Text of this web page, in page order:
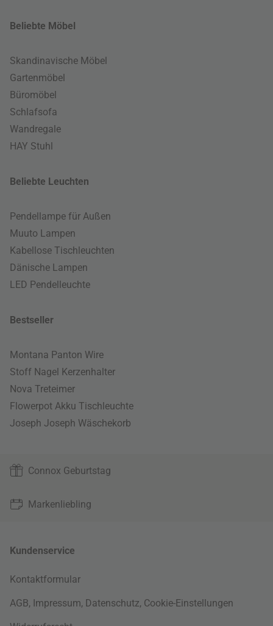
Beliebte Möbel
Skandinavische Möbel
Gartenmöbel
Büromöbel
Schlafsofa
Wandregale
HAY Stuhl
Beliebte Leuchten
Pendellampe für Außen
Muuto Lampen
Kabellose Tischleuchten
Dänische Lampen
LED Pendelleuchte
Bestseller
Montana Panton Wire
Stoff Nagel Kerzenhalter
Nova Treteimer
Flowerpot Akku Tischleuchte
Joseph Joseph Wäschekorb
Connox Geburtstag
Markenliebling
Kundenservice
Kontaktformular
AGB, Impressum, Datenschutz, Cookie-Einstellungen